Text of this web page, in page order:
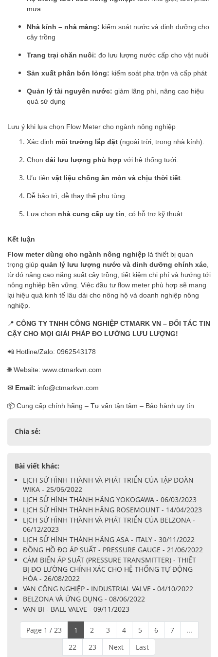
mưa
Nhà kính – nhà màng: kiểm soát nước và dinh dưỡng cho
cây trồng
Trang trại chăn nuôi: đo lưu lượng nước cấp cho vật nuôi
Sản xuất phân bón lỏng: kiểm soát pha trộn và cấp phát
Quản lý tài nguyên nước: giảm lãng phí, nâng cao hiệu
quả sử dụng
Lưu ý khi lựa chọn Flow Meter cho ngành nông nghiệp
Xác định môi trường lắp đặt (ngoài trời, trong nhà kính).
Chọn dải lưu lượng phù hợp với hệ thống tưới.
Ưu tiên vật liệu chống ăn mòn và chịu thời tiết
Dễ bảo trì, dễ thay thế phụ tùng.
Lựa chọn nhà cung cấp uy tín , có hỗ trợ kỹ thuật.
Kết luận
Flow meter dùng cho ngành nông nghiệp là thiết bị quan
trọng giúp quản lý lưu lượng nước và dinh dưỡng chính xác
từ đó nâng cao năng suất cây trồng, tiết kiệm chi phí và hướng tới
nông nghiệp bền vững. Việc đầu tư flow meter phù hợp sẽ mang
lại hiệu quả kinh tế lâu dài cho nông hộ và doanh nghiệp nông
nghiệp.
📍 CÔNG TY TNHH CÔNG NGHIỆP CTMARK VN – ĐỐI TÁC TIN
CẬY CHO MỌI GIẢI PHÁP ĐO LƯỜNG LƯU LƯỢNG!
📲 Hotline/Zalo: 0962543178
🌐 Website: www.ctmarkvn.com
✉ Email: info@ctmarkvn.com
📦 Cung cấp chính hãng – Tư vấn tận tâm – Bảo hành uy tín
Chia sẻ:
Bài viết khác:
LỊCH SỬ HÌNH THÀNH VÀ PHÁT TRIỂN CỦA TẬP ĐOÀN
WIKA - 25/06/2022
LỊCH SỬ HÌNH THÀNH HÃNG YOKOGAWA - 06/03/2023
LỊCH SỬ HÌNH THÀNH HÃNG ROSEMOUNT - 14/04/2023
LỊCH SỬ HÌNH THÀNH VÀ PHÁT TRIỂN CỦA BELZONA -
06/12/2023
LỊCH SỬ HÌNH THÀNH HÃNG ASA - ITALY - 30/11/2022
ĐỒNG HỒ ĐO ÁP SUẤT - PRESSURE GAUGE - 21/06/2022
CẢM BIẾN ÁP SUẤT (PRESSURE TRANSMITTER) - THIẾT
BỊ ĐO LƯỜNG CHÍNH XÁC CHO HỆ THỐNG TỰ ĐỘNG
HÓA - 26/08/2022
VAN CÔNG NGHIỆP - INDUSTRIAL VALVE - 04/10/2022
BELZONA VÀ ỨNG DỤNG - 08/06/2022
VAN BI - BALL VALVE - 09/11/2023
Page 1 / 23 1 2 3 4 5 6 7
...
22
23 Next Last